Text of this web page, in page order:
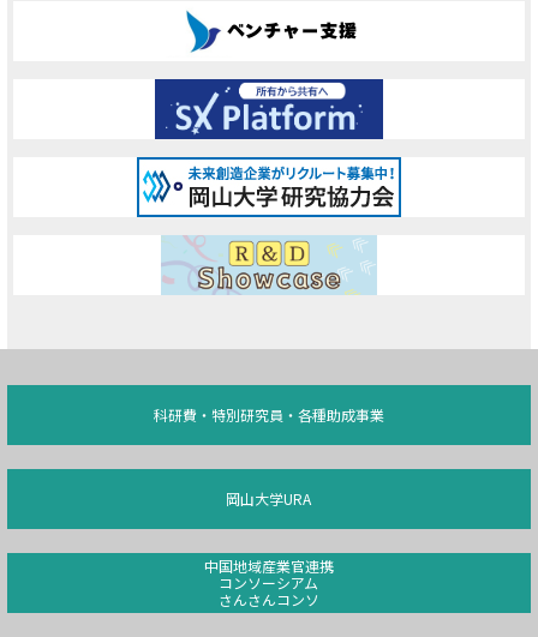
科研費・特別研究員・各種助成事業
岡山大学URA
中国地域産業官連携
コンソーシアム
さんさんコンソ